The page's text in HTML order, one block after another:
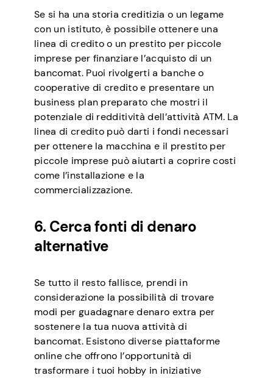
Se si ha una storia creditizia o un legame
con un istituto, è possibile ottenere una
linea di credito o un prestito per piccole
imprese per finanziare l’acquisto di un
bancomat. Puoi rivolgerti a banche o
cooperative di credito e presentare un
business plan preparato che mostri il
potenziale di redditività dell’attività ATM. La
linea di credito può darti i fondi necessari
per ottenere la macchina e il prestito per
piccole imprese può aiutarti a coprire costi
come l’installazione e la
commercializzazione.
6. Cerca fonti di denaro
alternative
Se tutto il resto fallisce, prendi in
considerazione la possibilità di trovare
modi per guadagnare denaro extra per
sostenere la tua nuova attività di
bancomat. Esistono diverse piattaforme
online che offrono l’opportunità di
trasformare i tuoi hobby in iniziative